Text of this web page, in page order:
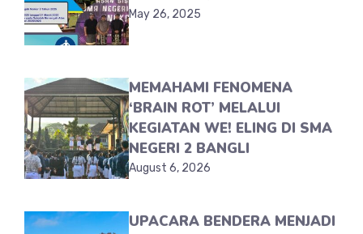
May 26, 2025
MEMAHAMI FENOMENA
‘BRAIN ROT’ MELALUI
KEGIATAN WE! ELING DI SMA
NEGERI 2 BANGLI
August 6, 2026
UPACARA BENDERA MENJADI